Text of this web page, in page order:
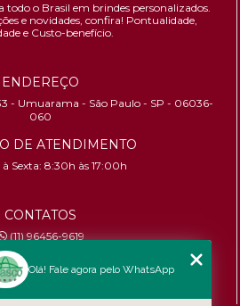
todo o Brasil em brindes personalizados.
e novidades, confira! Pontualidade,
e Custo-benefício.
ENDEREÇO
- Umuarama - São Paulo - SP - 06036-
060
DE ATENDIMENTO
à Sexta: 8:30h às 17:00h
CONTATOS
(11) 96456-9619
26.434.153/0001-30
Olá! Fale agora pelo WhatsApp